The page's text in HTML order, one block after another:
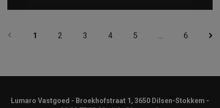
1 2 3 4 5 6
Lumaro Vastgoed - Broekhofstraat 1, 3650 Dilsen-Stokkem -